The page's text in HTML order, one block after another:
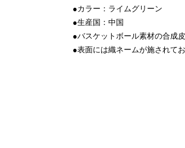
●カラー：ライムグリーン
●生産国：中国
●バスケットボール素材の合成
●表面には織ネームが施されて